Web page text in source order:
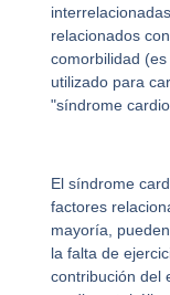
relacionados
comorbilidad
utilizado para
"síndrome
El síndrome
factores
mayoría,
la falta de
contribución del